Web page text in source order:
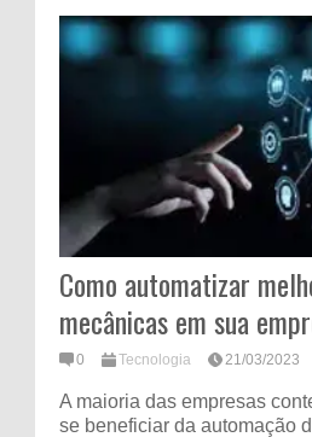
Como automatizar
mecânicas em sua
0 Tecnologia 21/03/2023
A maioria das empresas
se beneficiar da automação